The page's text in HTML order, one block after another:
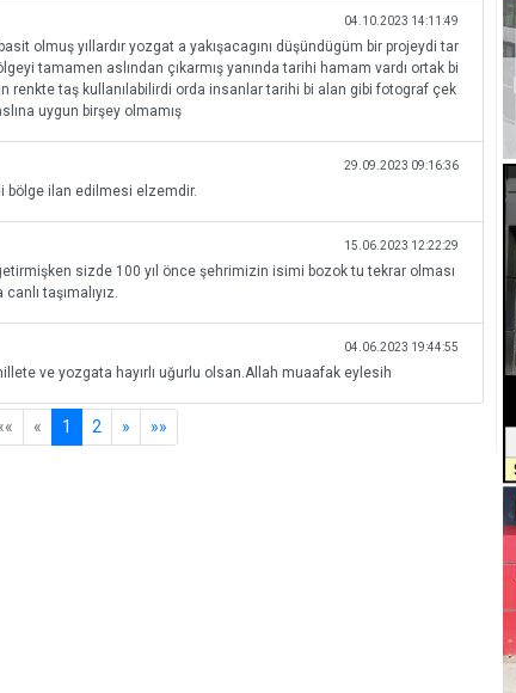
04.10.2023 14:11:49
olmuş yıllardır yozgat a yakışacagını düşündügüm bir projeydi tar
tamamen aslından çıkarmış yanında tarihi hamam vardı ortak bi
renkte taş kullanılabilirdi orda insanlar tarihi bi alan gibi fotograf çek
uygun birşey olmamış
29.09.2023 09:16:36
bölge ilan edilmesi elzemdir.
15.06.2023 12:22:29
sizde 100 yıl önce şehrimizin isimi bozok tu tekrar olması
taşımalıyız.
04.06.2023 19:44:55
ve yozgata hayırlı uğurlu olsan.Allah muaafak eylesih
« 1 2 » »»